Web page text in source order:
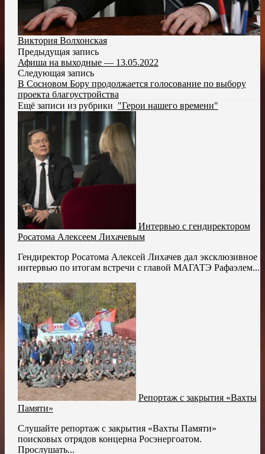
Виктория Волхонская
Предыдущая запись
Афиша на выходные — 13.05.2022
Следующая запись
В Сосновом Бору продолжается голосование по выбору
проекта благоустройства
Ещё записи из рубрики "Герои нашего времени"
Интервью с гендиректором
Росатома Алексеем Лихачевым
Гендиректор Росатома Алексей Лихачев дал эксклюзивное
интервью по итогам встречи с главой МАГАТЭ Рафаэлем...
Репортаж с закрытия «Вахты
Памяти»
Слушайте репортаж с закрытия «Вахты Памяти»
поисковых отрядов концерна Росэнергоатом.
Прослушать...